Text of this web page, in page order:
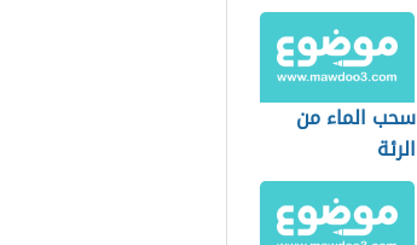
سحب الماء من
الرئة